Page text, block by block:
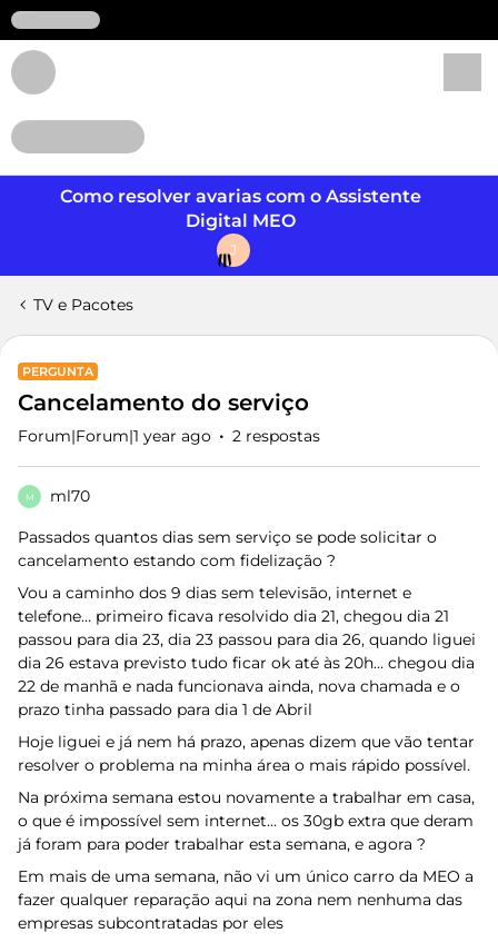
Como resolver avarias com o Assistente
Digital MEO
J
TV e Pacotes
PERGUNTA
Cancelamento do serviço
Forum|Forum|1 year ago 2 respostas
M ml70
Passados quantos dias sem serviço se pode solicitar o
cancelamento estando com fidelização ?
Vou a caminho dos 9 dias sem televisão, internet e
telefone… primeiro ficava resolvido dia 21, chegou dia 21
passou para dia 23, dia 23 passou para dia 26, quando liguei
dia 26 estava previsto tudo ficar ok até às 20h… chegou dia
22 de manhã e nada funcionava ainda, nova chamada e o
prazo tinha passado para dia 1 de Abril
Hoje liguei e já nem há prazo, apenas dizem que vão tentar
resolver o problema na minha área o mais rápido possível.
Na próxima semana estou novamente a trabalhar em casa,
o que é impossível sem internet… os 30gb extra que deram
já foram para poder trabalhar esta semana, e agora ?
Em mais de uma semana, não vi um único carro da MEO a
fazer qualquer reparação aqui na zona nem nenhuma das
empresas subcontratadas por eles